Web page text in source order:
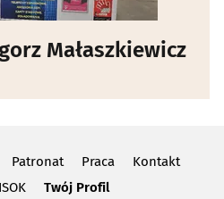
Małaszkiewicz
Patronat Praca
Kontakt
ISOK Twój Profil